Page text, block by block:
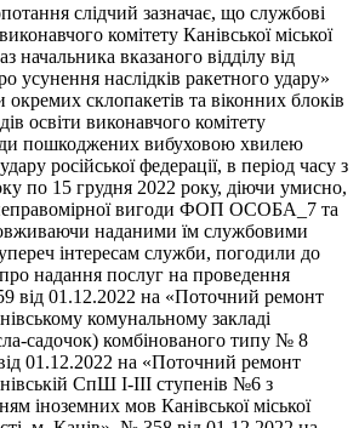
слідчий зазначає, що службові
комітету Канівської міської
начальника вказаного відділу від
усунення наслідків ракетного удару»
склопакетів та віконних блоків
освіти виконавчого комітету
пошкоджених вибуховою хвилею
російської федерації, в період часу з
по 15 грудня 2022 року, діючи умисно,
вигоди ФОП ОСОБА_7 та
наданими їм службовими
інтересам служби, погодили до
надання послуг на проведення
від 01.12.2022 на «Поточний ремонт
комунальному закладі
садочок) комбінованого типу № 8
01.12.2022 на «Поточний ремонт
СпШ І-ІІІ ступенів №6 з
іноземних мов Канівської міської